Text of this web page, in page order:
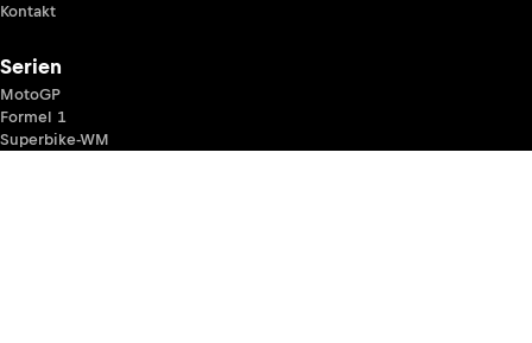
Kontakt
Serien
MotoGP
Formel 1
Superbike-WM